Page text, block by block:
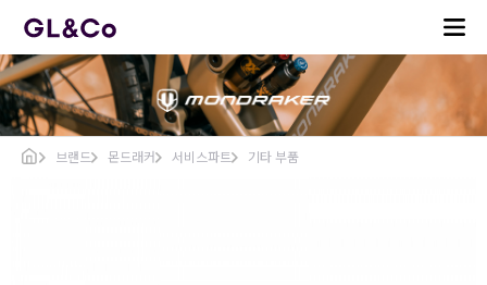
브랜드 몬드래커 서비스파트 기타 부품